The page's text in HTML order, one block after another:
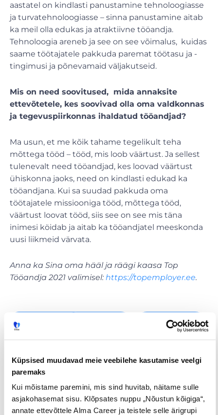
Küpsised muudavad meie veebilehe kasutamise veelgi
paremaks
Kui mõistame paremini, mis sind huvitab, näitame sulle
asjakohasemat sisu. Klõpsates nuppu „Nõustun kõigiga“,
annate ettevõttele Alma Career ja teistele selle ärigrupi
aastatel on kindlasti panustamine tehnoloogiasse
ja turvatehnoloogiasse – sinna panustamine aitab
ka meil olla edukas ja atraktiivne tööandja.
Tehnoloogia areneb ja see on see võimalus, kuidas
saame töötajatele pakkuda paremat töötasu ja -
tingimusi ja põnevamaid väljakutseid.
Mis on need soovitused, mida annaksite
ettevõtetele, kes soovivad olla oma valdkonnas
ja tegevuspiirkonnas ihaldatud tööandjad?
Ma usun, et me kõik tahame tegelikult teha
mõttega tööd – tööd, mis loob väärtust. Ja sellest
tulenevalt need tööandjad, kes loovad väärtust
ühiskonna jaoks, need on kindlasti edukad ka
tööandjana. Kui sa suudad pakkuda oma
töötajatele missiooniga tööd, mõttega tööd,
väärtust loovat tööd, siis see on see mis täna
inimesi köidab ja aitab ka tööandjatel meeskonda
uusi liikmeid värvata.
Anna ka Sina oma hääl ja räägi kaasa Top
Tööandja 2021 valimisel: https://topemployer.ee.
Tööpakkumised
Kaugtöö ja
kodukontor
Jaga postitust